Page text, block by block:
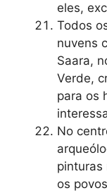
eles,
Todos
nuvens
Saara,
Verde,
para os
No
pinturas
os